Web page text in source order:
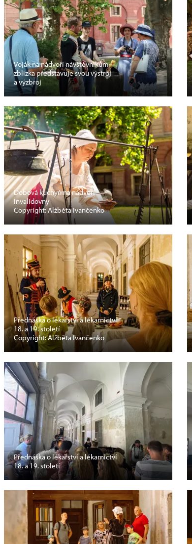
Voják na nádvoří návštěvníkům
zblízka představuje svou výstroj
a výzbroj
Dobová kuchyň na nádvoří
Invalidovny
Copyright: Alžběta Ivančenko
Přednáška o lékařství a lékarnictví
18. a 19. století
Copyright: Alžběta Ivančenko
Přednáška o lékařství a lékarnictví
18. a 19. století